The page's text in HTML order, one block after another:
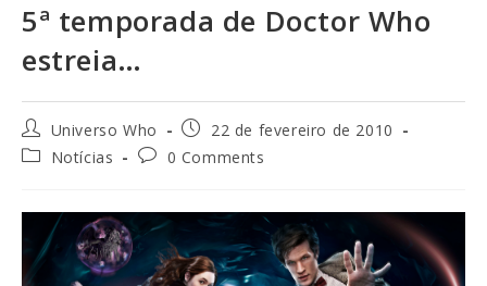
5ª temporada de Doctor Who
estreia…
Universo Who
22 de fevereiro de 2010
Notícias
0 Comments